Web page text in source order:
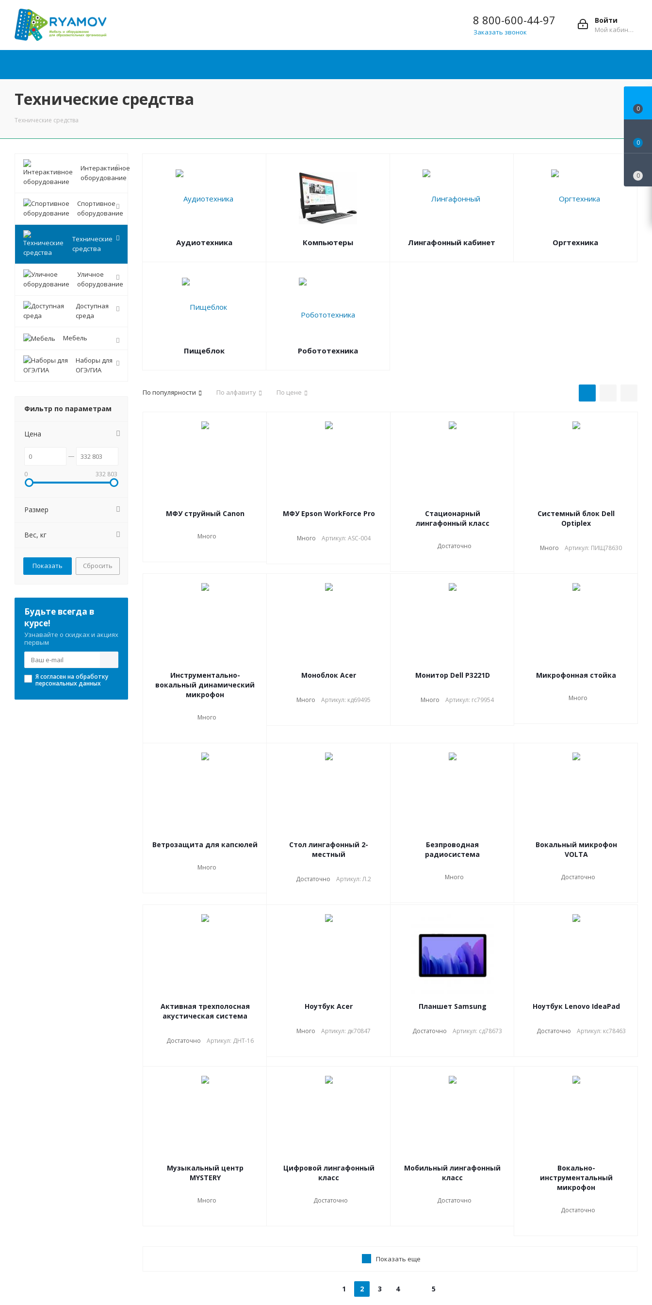
Войти
Мой кабинет
8 800-600-44-97
Заказать звонок
Технические средства
Технические средства
Аудиотехника Компьютеры Лингафонный кабинет Оргтехника
Пищеблок Робототехника
По популярности По алфавиту По цене
МФУ струйный Canon
Много
МФУ Epson WorkForce Pro
Много Артикул: ASC-004
Стационарный
лингафонный класс
Достаточно
Системный блок Dell
Optiplex
Много Артикул: ПИЩ78630
Инструментально-
вокальный динамический
микрофон
Много
Моноблок Acer
Много Артикул: кд69495
Монитор Dell P3221D
Много Артикул: гс79954
Микрофонная стойка
Много
Ветрозащита для капсюлей
Много
Стол лингафонный 2-
местный
Достаточно Артикул: Л.2
Безпроводная
радиосистема
Много
Вокальный микрофон
VOLTA
Достаточно
Активная трехполосная
акустическая система
Достаточно Артикул: ДНТ-16
Ноутбук Acer
Много Артикул: дк70847
Планшет Samsung
Достаточно Артикул: сд78673
Ноутбук Lenovo IdeaPad
Достаточно Артикул: кс78463
Музыкальный центр
MYSTERY
Много
Цифровой лингафонный
класс
Достаточно
Мобильный лингафонный
класс
Достаточно
Вокально-
инструментальный
микрофон
Достаточно
Показать еще
1 2 3 4 5
Интерактивное
оборудование
Спортивное
оборудование
Технические
средства
Уличное
оборудование
Доступная
среда
Мебель
Наборы для
ОГЭ/ГИА
Фильтр по параметрам
Цена
0 332 803
Размер
Вес, кг
Сбросить
Будьте всегда в
курсе!
Узнавайте о скидках и акциях
первым
Я согласен наобработку
персональных данных
0
0
0